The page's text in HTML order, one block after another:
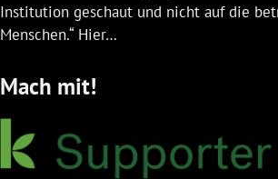
Institution geschaut und nicht auf die
Menschen.“ Hier…
Mach mit!